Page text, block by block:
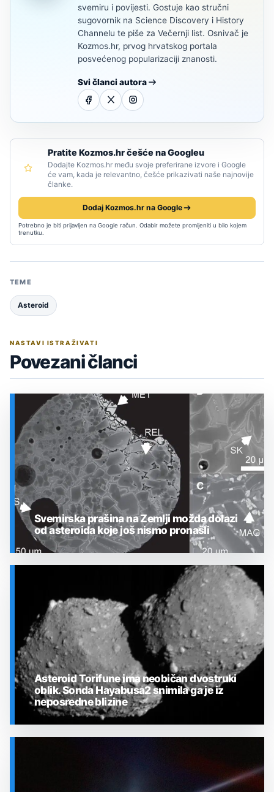
svemiru i povijesti. Gostuje kao stručni
sugovornik na Science Discovery i History
Channelu te piše za Večernji list. Osnivač je
Kozmos.hr, prvog hrvatskog portala
posvećenog popularizaciji znanosti.
Svi članci autora
Pratite Kozmos.hr češće na Googleu
Dodajte Kozmos.hr među svoje preferirane izvore i Google
će vam, kada je relevantno, češće prikazivati naše najnovije
članke.
Dodaj Kozmos.hr na Google
Potrebno je biti prijavljen na Google račun. Odabir možete promijeniti u bilo kojem
trenutku.
TEME
Asteroid
NASTAVI ISTRAŽIVATI
Povezani članci
Svemirska prašina na Zemlji možda dolazi
od asteroida koje još nismo pronašli
Asteroid Torifune ima neobičan dvostruki
oblik. Sonda Hayabusa2 snimila ga je iz
neposredne blizine